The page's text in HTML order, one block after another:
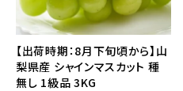
【出荷時期：8月下旬頃から】山
梨県産 シャインマスカット 種
無し 1級品 3KG